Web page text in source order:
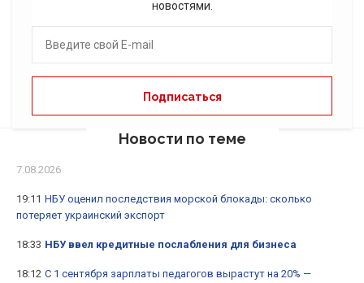
новостями.
Новости по теме
7.08.2026
19:11 НБУ оценил последствия морской блокады: сколько
потеряет украинский экспорт
18:33 НБУ ввел кредитные послабления для бизнеса
18:12 С 1 сентября зарплаты педагогов вырастут на 20% —